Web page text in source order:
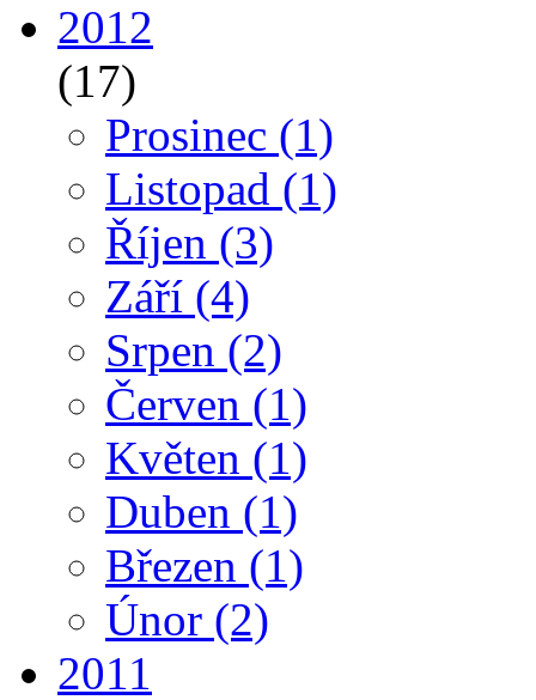
2012
(17)
Prosinec (1)
Listopad (1)
Říjen (3)
Září (4)
Srpen (2)
Červen (1)
Květen (1)
Duben (1)
Březen (1)
Únor (2)
2011